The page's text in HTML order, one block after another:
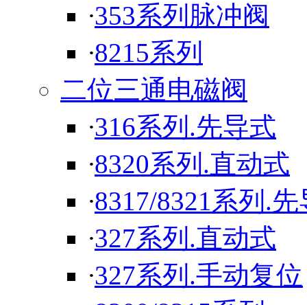
·353系列脉冲阀
·8215系列
二位三通电磁阀
·316系列.先导式
·8320系列.直动式
·8317/8321系列.
·327系列.直动式
·327系列.手动复位